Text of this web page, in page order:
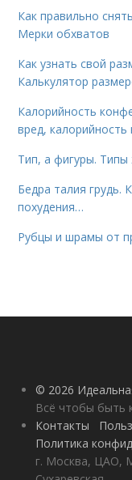
Как правильно
Мерки обхватов
Как узнать свой
Калькулятор
Калорийность
вред,
Тип, а фигуры. Типы
Бедра талия грудь.
похудения…
Рубцы и шрамы от
© 2026
Всё чтобы быть
Контакты
Политика
г. Москва, ЦАО,